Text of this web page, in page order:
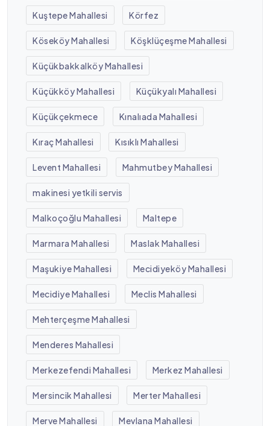
Kuştepe Mahallesi Körfez
Köseköy Mahallesi Köşklüçeşme Mahallesi
Küçükbakkalköy Mahallesi
Küçükköy Mahallesi Küçükyalı Mahallesi
Küçükçekmece Kınalıada Mahallesi
Kıraç Mahallesi Kısıklı Mahallesi
Levent Mahallesi Mahmutbey Mahallesi
makinesi yetkili servis
Malkoçoğlu Mahallesi Maltepe
Marmara Mahallesi Maslak Mahallesi
Maşukiye Mahallesi Mecidiyeköy Mahallesi
Mecidiye Mahallesi Meclis Mahallesi
Mehterçeşme Mahallesi
Menderes Mahallesi
Merkezefendi Mahallesi Merkez Mahallesi
Mersincik Mahallesi Merter Mahallesi
Merve Mahallesi Mevlana Mahallesi